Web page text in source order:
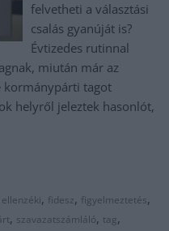
felvetheti a választási
csalás gyanúját is?
Évtizedes rutinnal
miután már az
kormánypárti tagot
helyről jeleztek hasonlót,
ellenzéki, fidesz, figyelmeztetés,
, szavazatszámláló, tag,